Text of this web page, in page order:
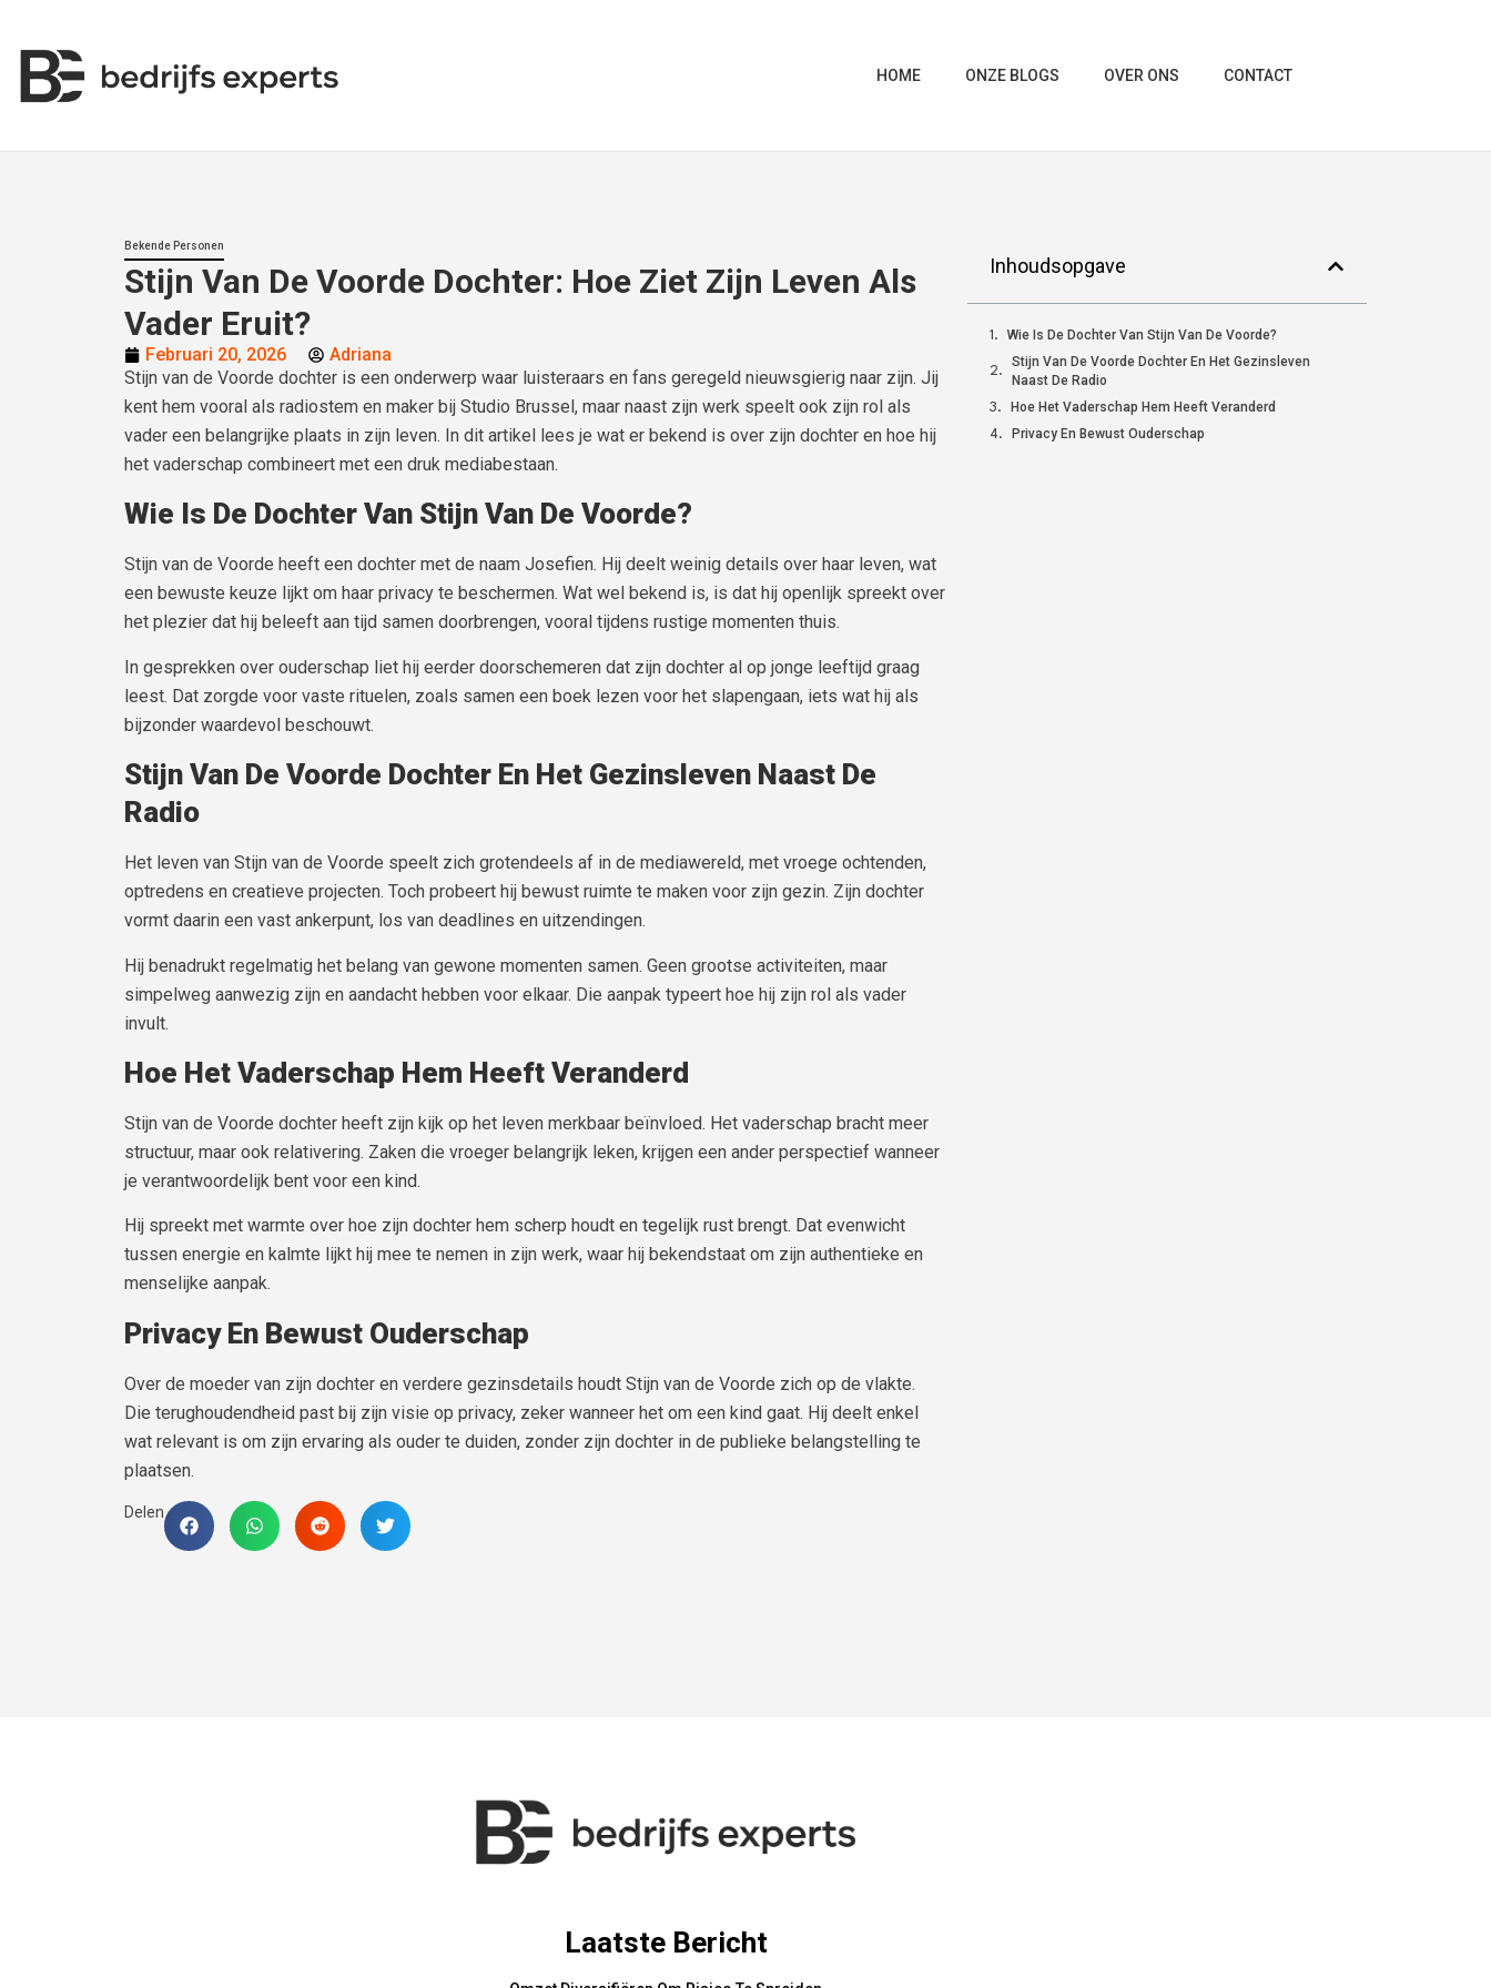
HOME ONZE BLOGS OVER ONS CONTACT
Bekende Personen
Stijn Van De Voorde Dochter: Hoe Ziet Zijn Leven Als
Vader Eruit?
Februari 20, 2026
Adriana
Stijn van de Voorde dochter is een onderwerp waar luisteraars en fans geregeld nieuwsgierig naar zijn. Jij
kent hem vooral als radiostem en maker bij Studio Brussel, maar naast zijn werk speelt ook zijn rol als
vader een belangrijke plaats in zijn leven. In dit artikel lees je wat er bekend is over zijn dochter en hoe hij
het vaderschap combineert met een druk mediabestaan.
Wie Is De Dochter Van Stijn Van De Voorde?
Stijn van de Voorde heeft een dochter met de naam Josefien. Hij deelt weinig details over haar leven, wat
een bewuste keuze lijkt om haar privacy te beschermen. Wat wel bekend is, is dat hij openlijk spreekt over
het plezier dat hij beleeft aan tijd samen doorbrengen, vooral tijdens rustige momenten thuis.
In gesprekken over ouderschap liet hij eerder doorschemeren dat zijn dochter al op jonge leeftijd graag
leest. Dat zorgde voor vaste rituelen, zoals samen een boek lezen voor het slapengaan, iets wat hij als
bijzonder waardevol beschouwt.
Stijn Van De Voorde Dochter En Het Gezinsleven Naast De
Radio
Het leven van Stijn van de Voorde speelt zich grotendeels af in de mediawereld, met vroege ochtenden,
optredens en creatieve projecten. Toch probeert hij bewust ruimte te maken voor zijn gezin. Zijn dochter
vormt daarin een vast ankerpunt, los van deadlines en uitzendingen.
Hij benadrukt regelmatig het belang van gewone momenten samen. Geen grootse activiteiten, maar
simpelweg aanwezig zijn en aandacht hebben voor elkaar. Die aanpak typeert hoe hij zijn rol als vader
invult.
Hoe Het Vaderschap Hem Heeft Veranderd
Stijn van de Voorde dochter heeft zijn kijk op het leven merkbaar beïnvloed. Het vaderschap bracht meer
structuur, maar ook relativering. Zaken die vroeger belangrijk leken, krijgen een ander perspectief wanneer
je verantwoordelijk bent voor een kind.
Hij spreekt met warmte over hoe zijn dochter hem scherp houdt en tegelijk rust brengt. Dat evenwicht
tussen energie en kalmte lijkt hij mee te nemen in zijn werk, waar hij bekendstaat om zijn authentieke en
menselijke aanpak.
Privacy En Bewust Ouderschap
Over de moeder van zijn dochter en verdere gezinsdetails houdt Stijn van de Voorde zich op de vlakte.
Die terughoudendheid past bij zijn visie op privacy, zeker wanneer het om een kind gaat. Hij deelt enkel
wat relevant is om zijn ervaring als ouder te duiden, zonder zijn dochter in de publieke belangstelling te
plaatsen.
Delen
Inhoudsopgave
Wie Is De Dochter Van Stijn Van De Voorde?
Stijn Van De Voorde Dochter En Het Gezinsleven
Naast De Radio
Hoe Het Vaderschap Hem Heeft Veranderd
Privacy En Bewust Ouderschap
Laatste Bericht